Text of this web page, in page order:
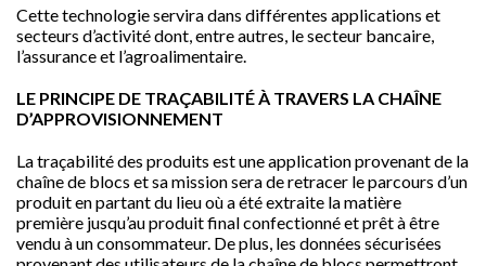
Cette technologie servira dans différentes applications et
secteurs d’activité dont, entre autres, le secteur bancaire,
l’assurance et l’agroalimentaire.
LE PRINCIPE DE TRAÇABILITÉ À TRAVERS LA CHAÎNE
D’APPROVISIONNEMENT
La traçabilité des produits est une application provenant de la
chaîne de blocs et sa mission sera de retracer le parcours d’un
produit en partant du lieu où a été extraite la matière
première jusqu’au produit final confectionné et prêt à être
vendu à un consommateur. De plus, les données sécurisées